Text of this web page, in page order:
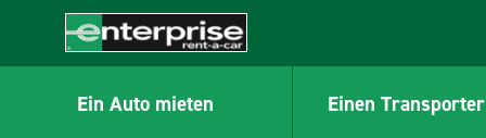
CONTENT
Enterprise
Ein Auto mieten Einen